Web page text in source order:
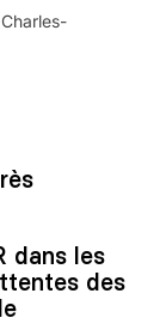
dans les
des